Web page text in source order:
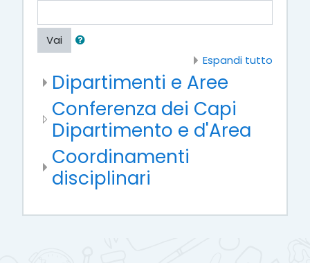
Vai
Espandi tutto
Dipartimenti e Aree
Conferenza dei Capi
Dipartimento e d'Area
Coordinamenti
disciplinari